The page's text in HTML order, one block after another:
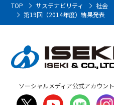
TOP サステナビリティ 社会
第19回（2014年度）結果発表
ソーシャルメディア公式アカウント